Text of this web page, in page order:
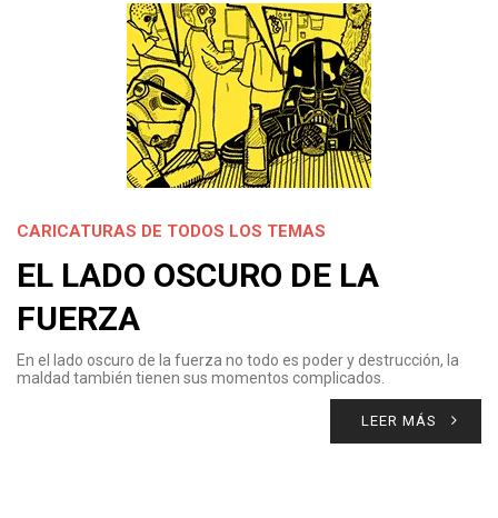
CARICATURAS DE TODOS LOS TEMAS
EL LADO OSCURO DE LA
FUERZA
En el lado oscuro de la fuerza no todo es poder y destrucción, la
maldad también tienen sus momentos complicados.
LEER MÁS